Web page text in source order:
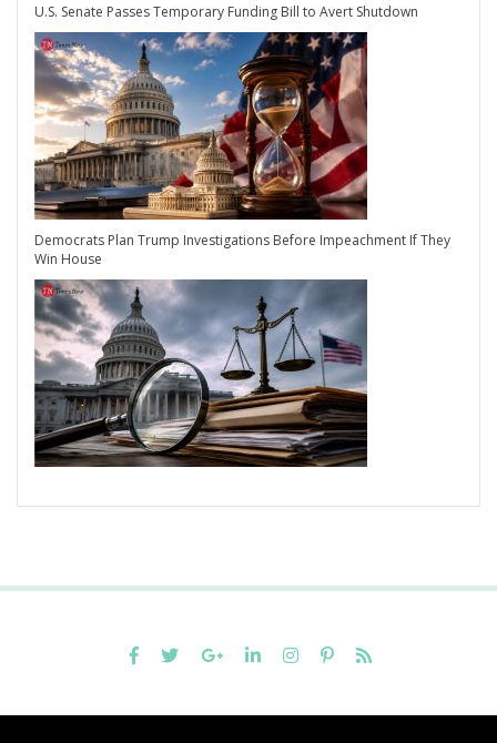
U.S. Senate Passes Temporary Funding Bill to Avert Shutdown
Democrats Plan Trump Investigations Before Impeachment If They
Win House